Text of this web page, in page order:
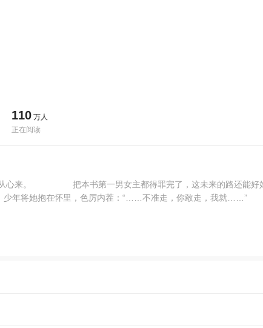
110 万人
正在阅读
悲从心来。 把本书第一男女主都得罪完了，这未来的路还
抱在怀里，色厉内茬：“……不准走，你敢走，我就